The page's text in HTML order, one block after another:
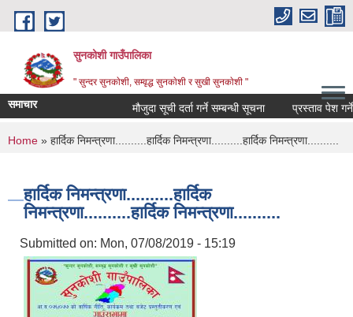
Skip to main content
सुनकोशी गाउँपालिका
" सुन्दर सुनकाेशी, सम्वृद्ध सुनकाेशी र सुखी सुनकाेशी "
समाचार मौजुदा सूची दर्ता गर्ने सम्बन्धी सूचना प्रस्ताव पेश गर्ने
You are here
Home » हार्दिक निमन्त्रणा..........हार्दिक निमन्त्रणा..........हार्दिक निमन्त्रणा..........
हार्दिक निमन्त्रणा..........हार्दिक
निमन्त्रणा..........हार्दिक निमन्त्रणा..........
Submitted on: Mon, 07/08/2019 - 15:19